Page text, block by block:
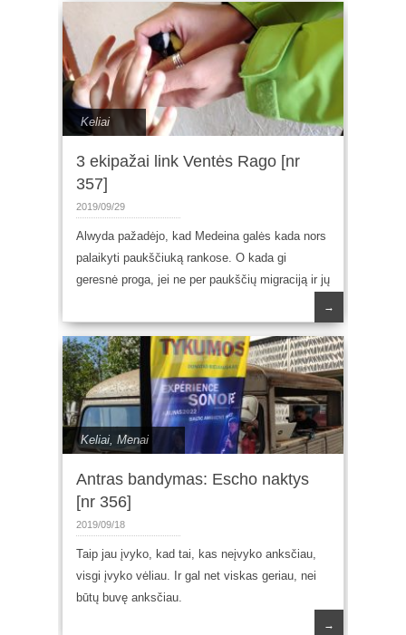
Keliai
3 ekipažai link Ventės Rago [nr
357]
2019/09/29
Alwyda pažadėjo, kad Medeina galės kada nors
palaikyti paukščiuką rankose. O kada gi
geresnė proga, jei ne per paukščių migraciją ir jų
→
Keliai Menai
Antras bandymas: Escho naktys
[nr 356]
2019/09/18
Taip jau įvyko, kad tai, kas neįvyko anksčiau,
visgi įvyko vėliau. Ir gal net viskas geriau, nei
būtų buvę anksčiau.
→